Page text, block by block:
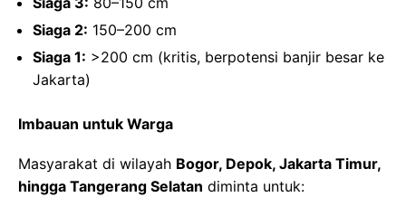
Siaga 2: 150–200 cm
Siaga 1: >200 cm (kritis, berpotensi banjir besar ke
Jakarta)
Imbauan untuk Warga
Masyarakat di wilayah Bogor, Depok, Jakarta Timur,
hingga Tangerang Selatan diminta untuk: